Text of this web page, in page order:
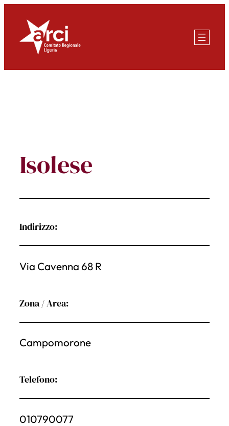
contenuto
Isolese
Indirizzo:
Via Cavenna 68 R
Zona / Area:
Campomorone
Telefono:
010790077